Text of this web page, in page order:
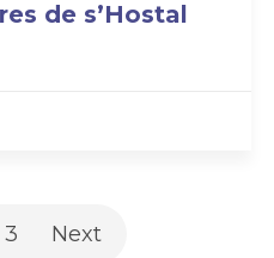
de s’Hostal
3 Next